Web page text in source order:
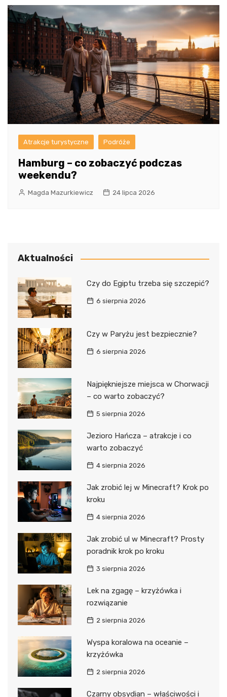
Atrakcje turystyczne Podróże
Hamburg – co zobaczyć podczas
weekendu?
Magda Mazurkiewicz 24 lipca 2026
Aktualności
Czy do Egiptu trzeba się szczepić?
6 sierpnia 2026
Czy w Paryżu jest bezpiecznie?
6 sierpnia 2026
Najpiękniejsze miejsca w Chorwacji
– co warto zobaczyć?
5 sierpnia 2026
Jezioro Hańcza – atrakcje i co
warto zobaczyć
4 sierpnia 2026
Jak zrobić lej w Minecraft? Krok po
kroku
4 sierpnia 2026
Jak zrobić ul w Minecraft? Prosty
poradnik krok po kroku
3 sierpnia 2026
Lek na zgagę – krzyżówka i
rozwiązanie
2 sierpnia 2026
Wyspa koralowa na oceanie –
krzyżówka
2 sierpnia 2026
Czarny obsydian – właściwości i